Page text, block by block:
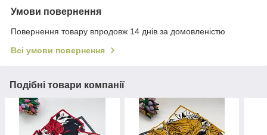
Умови повернення
Повернення товару впродовж 14 днів за домовленістю
Всі умови повернення
Подібні товари компанії